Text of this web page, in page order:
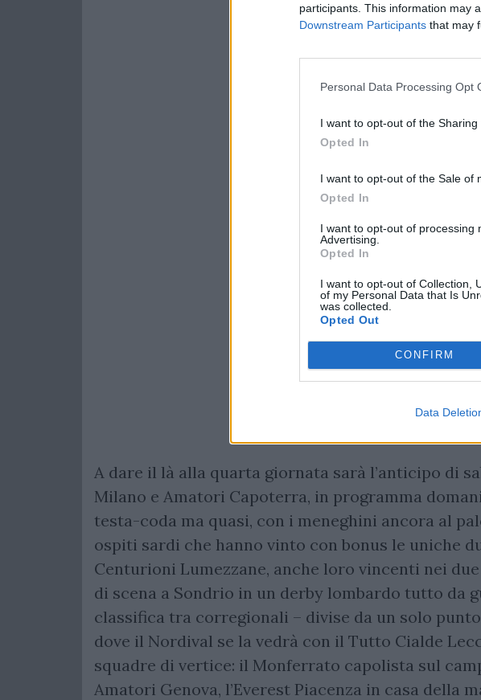
participants. This information may
Downstream Participants that may
Personal Data Processing Opt
I want to opt-out of the Sharing
Opted In
I want to opt-out of the Sale of
Opted In
I want to opt-out of processing
Advertising.
Opted In
I want to opt-out of Collection,
of my Personal Data that Is
was collected.
Opted Out
CONFIRM
Data
A dare il là alla quarta giornata sarà l’anticipo di
Milano e Amatori Capoterra, in programma
testa-coda ma quasi, con i meneghini ancora al
ospiti sardi che hanno vinto con bonus le uniche
Centurioni Lumezzane, anche loro vincenti nei
di scena a Sondrio in un derby lombardo tutto da
classifica tra corregionali – divise da un solo
dove il Nordival se la vedrà con il Tutto Cialde
squadre di vertice: il Monferrato capolista sul
Amatori Genova, l’Everest Piacenza in casa della